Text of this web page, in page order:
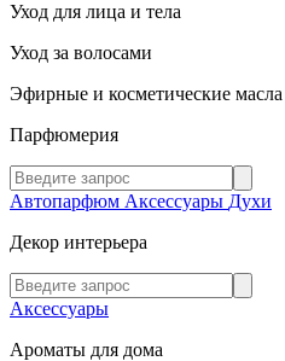
Уход для лица и тела
Уход за волосами
Эфирные и косметические масла
Парфюмерия
Автопарфюм Аксессуары Духи
Декор интерьера
Аксессуары
Ароматы для дома